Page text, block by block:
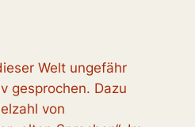
Welt ungefähr
gesprochen. Dazu
von